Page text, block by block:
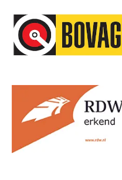
Onze partners